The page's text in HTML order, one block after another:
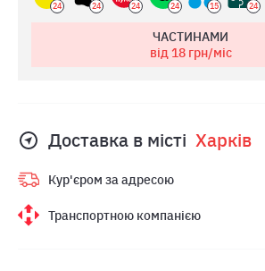
24 24 24 24 15 24
ЧАСТИНАМИ
від 18грн/міс
Доставка в місті Харкiв
Кур'єром за адресою
Транспортною компанією